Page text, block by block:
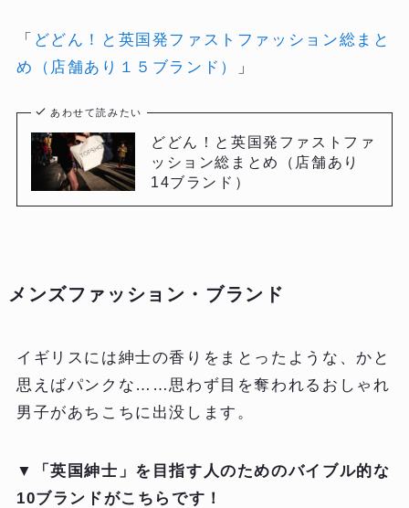
「 どどん！と英国発ファストファッション総まと
め（店舗あり１５ブランド）
」
あわせて読みたい
どどん！と英国発ファストファ
ッション総まとめ（店舗あり
14ブランド）
メンズファッション・ブランド
イギリスには紳士の香りをまとったような、かと
思えばパンクな……思わず目を奪われるおしゃれ
男子があちこちに出没します。
▼「英国紳士」を目指す人のためのバイブル的な
10ブランドがこちらです！